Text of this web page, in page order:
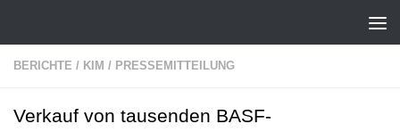
BERICHTE / KIM / PRESSEMITTEILUNG
Verkauf von tausenden BASF-